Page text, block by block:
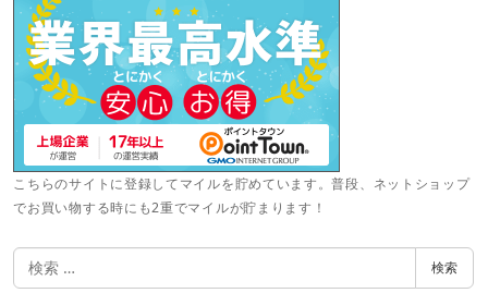
こちらのサイトに登録してマイルを貯めています。普段、ネットショップ
でお買い物する時にも2重でマイルが貯まります！
検
索
検索